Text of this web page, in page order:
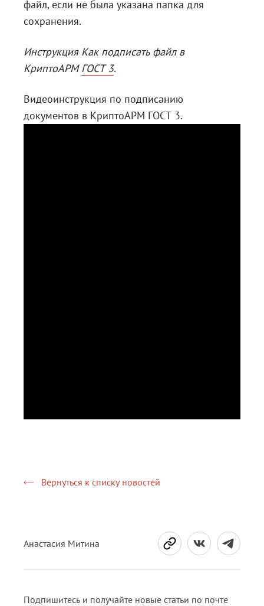
файл, если не была указана папка для
сохранения.
Инструкция Как подписать файл в
КриптоАРМ ГОСТ 3.
Видеоинструкция по подписанию
документов в КриптоАРМ ГОСТ 3.
Вернуться к списку новостей
Анастасия Митина
Подпишитесь и получайте новые статьи по почте